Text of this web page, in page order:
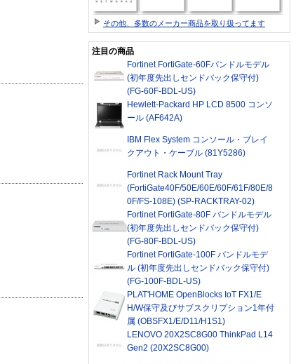
その他、多数のメーカー商品を取り扱ってます
注目の商品
Fortinet FortiGate-60Fバンドルモデル
(初年度先出しセンドバック保守付)
(FG-60F-BDL-US)
Hewlett-Packard HP LCD 8500 コンソ
ール (AF642A)
IBM Flex System コンソール・ブレイ
クアウト・ケーブル (81Y5286)
Fortinet Rack Mount Tray
(FortiGate40F/50E/60E/60F/61F/80E/8
0F/FS-108E) (SP-RACKTRAY-02)
Fortinet FortiGate-80F バンドルモデル
(初年度先出しセンドバック保守付)
(FG-80F-BDL-US)
Fortinet FortiGate-100F バンドルモデ
ル (初年度先出しセンドバック保守付)
(FG-100F-BDL-US)
PLAT'HOME OpenBlocks IoT FX1/E
H/W保守及びサブスクリプション1年付
属 (OBSFX1/E/D11/H1S1)
LENOVO 20X2SC8G00 ThinkPad L14
Gen2 (20X2SC8G00)